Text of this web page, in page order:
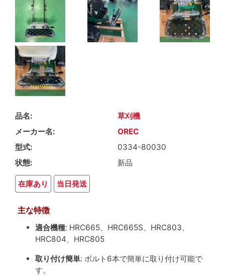
品名
草刈機
メーカー名
OREC
型式
0334-80030
状態
新品
在庫あり 当日発送
主な特徴
適合機種: HRC665、HRC665S、HRC803、
HRC804、HRC805
取り付け簡単: ボルト6本で簡単に取り付け可能で
す。